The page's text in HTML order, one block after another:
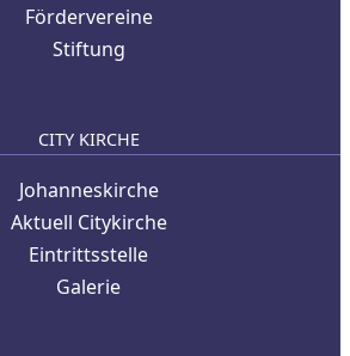
Fördervereine
Stiftung
CITY KIRCHE
Johanneskirche
Aktuell Citykirche
Eintrittsstelle
Galerie